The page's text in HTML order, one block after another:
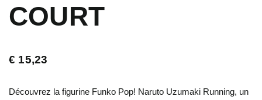
COURT
€ 15,23
Découvrez la figurine Funko Pop! Naruto Uzumaki Running, un